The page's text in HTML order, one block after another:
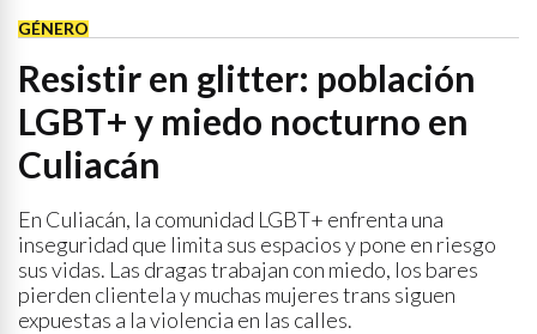
GÉNERO
Resistir en glitter: población
LGBT+ y miedo nocturno en
Culiacán
En Culiacán, la comunidad LGBT+ enfrenta una
inseguridad que limita sus espacios y pone en riesgo
sus vidas. Las dragas trabajan con miedo, los bares
pierden clientela y muchas mujeres trans siguen
expuestas a la violencia en las calles.